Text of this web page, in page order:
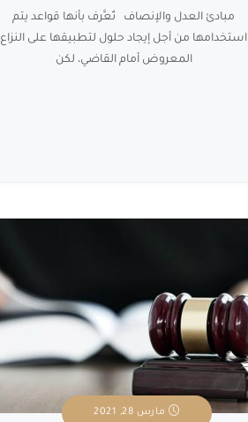
مبادئ العدل والإنصاف تُعَّرف بأنها قواعد يتم
استخدامها من أجل إيجاد حلول لتطبيقها على النزاع
المعروض أمام القاضي، لكن
مارس 28, 2021